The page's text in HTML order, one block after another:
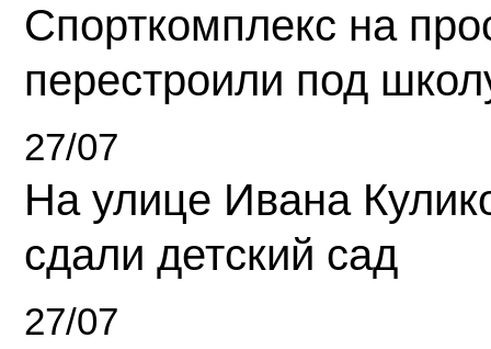
Спорткомплекс на
перестроили под
27/07
На улице Ивана
сдали детский сад
27/07